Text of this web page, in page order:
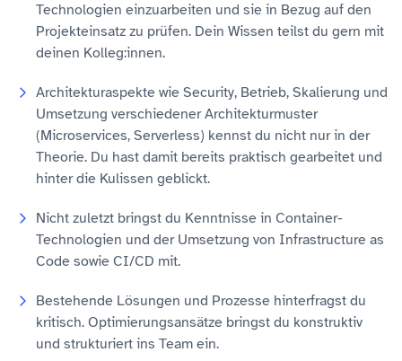
Technologien einzuarbeiten und sie in Bezug auf den
Projekteinsatz zu prüfen. Dein Wissen teilst du gern mit
deinen Kolleg:innen.
Architekturaspekte wie Security, Betrieb, Skalierung und
Umsetzung verschiedener Architekturmuster
(Microservices, Serverless) kennst du nicht nur in der
Theorie. Du hast damit bereits praktisch gearbeitet und
hinter die Kulissen geblickt.
Nicht zuletzt bringst du Kenntnisse in Container-
Technologien und der Umsetzung von Infrastructure as
Code sowie CI/CD mit.
Bestehende Lösungen und Prozesse hinterfragst du
kritisch. Optimierungsansätze bringst du konstruktiv
und strukturiert ins Team ein.